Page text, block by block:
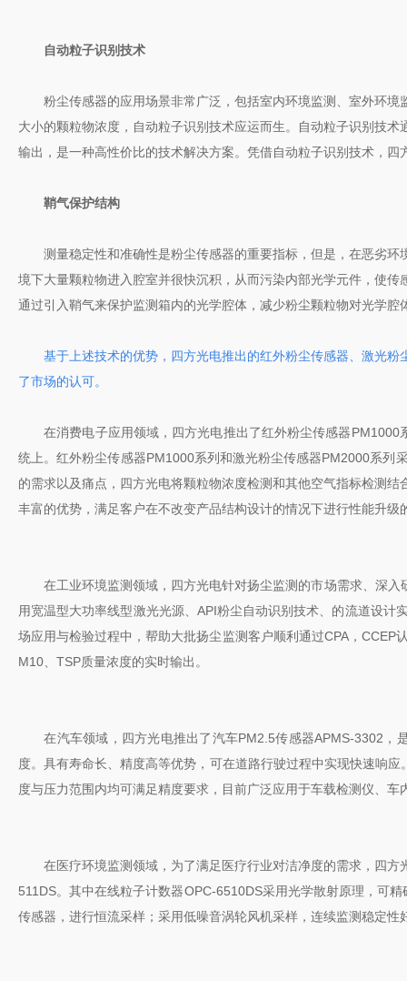
自动粒子识别技术
粉尘传感器的应用场景非常广泛，包括室内环境监测、室外环境
大小的颗粒物浓度，自动粒子识别技术应运而生。自动粒子识别技
输出，是一种高性价比的技术解决方案。凭借自动粒子识别技术，
鞘气保护结构
测量稳定性和准确性是粉尘传感器的重要指标，但是，在恶劣环
境下大量颗粒物进入腔室并很快沉积，从而污染内部光学元件，使
通过引入鞘气来保护监测箱内的光学腔体，减少粉尘颗粒物对光学
基于上述技术的优势，四方光电推出的红外粉尘传感器、激光
了市场的认可。
在消费电子应用领域，四方光电推出了红外粉尘传感器PM1000
统上。红外粉尘传感器PM1000系列和激光粉尘传感器PM2000系列
的需求以及痛点，四方光电将颗粒物浓度检测和其他空气指标检测
丰富的优势，满足客户在不改变产品结构设计的情况下进行性能升级
在工业环境监测领域，四方光电针对扬尘监测的市场需求、深入
用宽温型大功率线型激光光源、API粉尘自动识别技术、的流道设
场应用与检验过程中，帮助大批扬尘监测客户顺利通过CPA，
M10、TSP质量浓度的实时输出。
在汽车领域，四方光电推出了汽车PM2.5传感器APMS-3302，
度。具有寿命长、精度高等优势，可在道路行驶过程中实现快速响
度与压力范围内均可满足精度要求，目前广泛应用于车载检测仪、车
在医疗环境监测领域，为了满足医疗行业对洁净度的需求，四方
511DS。其中在线粒子计数器OPC-6510DS采用光学散射原理，可
传感器，进行恒流采样；采用低噪音涡轮风机采样，连续监测稳定